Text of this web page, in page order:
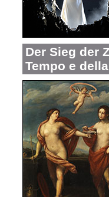
Der Sieg der
Tempo e